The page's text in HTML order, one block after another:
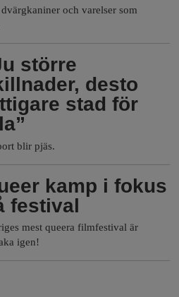
och varelser som
större
desto
stad för
blir pjäs.
kamp i fokus
festival
mest queera filmfestival är
igen!